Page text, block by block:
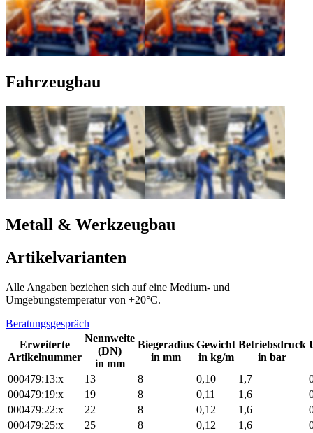
Fahrzeugbau
Metall & Werkzeugbau
Artikelvarianten
Alle Angaben beziehen sich auf eine Medium- und
Umgebungstemperatur von +20°C.
Beratungsgespräch
Erweiterte
Artikelnummer
Nennweite
(DN)
in mm
Biegeradius
in mm
Gewicht
in kg/m
Betriebsdruck
in bar
000479:13:x 13 8 0,10 1,7
000479:19:x
19 8 0,11 1,6
000479:22:x
22 8 0,12 1,6
000479:25:x
25 8 0,12 1,6